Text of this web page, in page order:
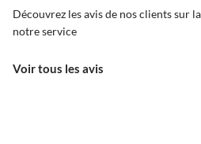
Découvrez les avis de nos clients sur
notre service
Voir tous les avis